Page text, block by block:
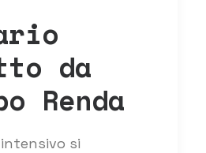
da
Renda
si